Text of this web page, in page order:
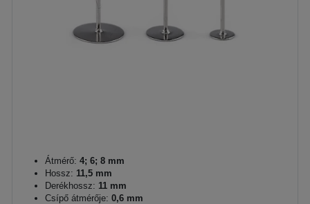
Átmérő: 4; 6; 8 mm
Hossz: 11,5 mm
Derékhossz: 11 mm
Csípő átmérője: 0,6 mm